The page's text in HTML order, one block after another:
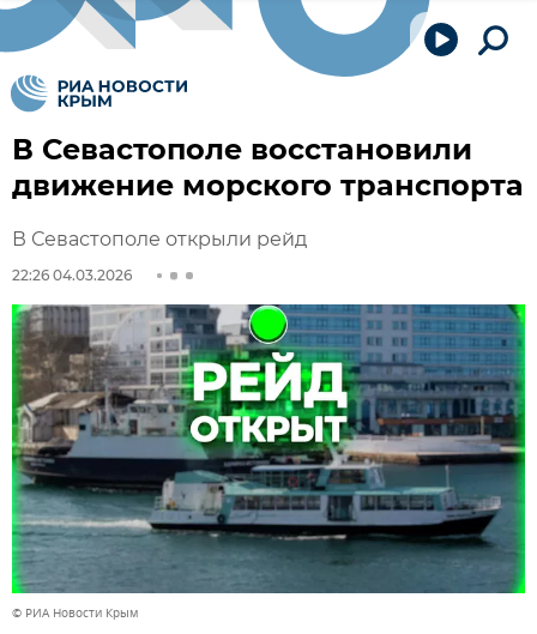
В Севастополе восстановили
движение морского транспорта
В Севастополе открыли рейд
22:26 04.03.2026
© РИА Новости Крым